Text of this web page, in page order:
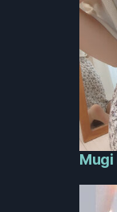
Mugi